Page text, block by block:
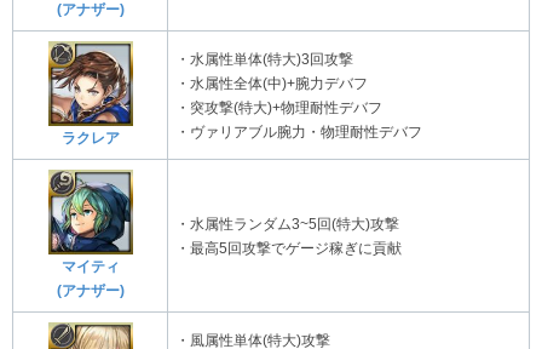
(アナザー)
ラクレア
・水属性単体(特大)3回攻撃
・水属性全体(中)+腕力デバフ
・突攻撃(特大)+物理耐性デバフ
・ヴァリアブル腕力・物理耐性デバフ
マイティ
(アナザー)
・水属性ランダム3~5回(特大)攻撃
・最高5回攻撃でゲージ稼ぎに貢献
・風属性単体(特大)攻撃